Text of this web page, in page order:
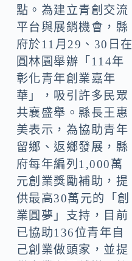
點。為建立青創交流
平台與展銷機會，縣
府於11月29、30日在
圓林園舉辦「114年
彰化青年創業嘉年
華」，吸引許多民眾
共襄盛舉。縣長王惠
美表示，為協助青年
留鄉、返鄉發展，縣
府每年編列1,000萬
元創業獎勵補助，提
供最高30萬元的「創
業圓夢」支持，目前
已協助136位青年自
己創業做頭家，並提